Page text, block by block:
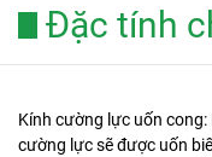
Đặc tính
Kính cường lực uốn
cường lực sẽ được uốn